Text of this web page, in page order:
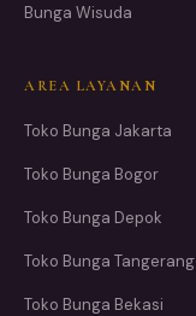
Bunga Wisuda
AREA LAYANAN
Toko Bunga Jakarta
Toko Bunga Bogor
Toko Bunga Depok
Toko Bunga Tangerang
Toko Bunga Bekasi